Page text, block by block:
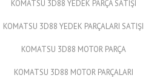
KOMATSU 3D88 YEDEK PARÇA SATIŞI
KOMATSU 3D88 YEDEK PARÇALARI SATIŞI
KOMATSU 3D88 MOTOR PARÇA
KOMATSU 3D88 MOTOR PARÇALARI